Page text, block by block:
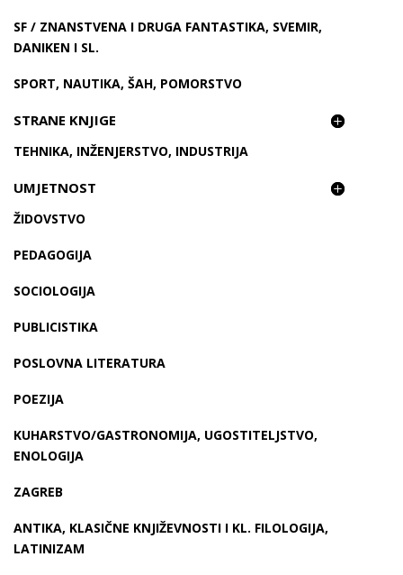
SF / ZNANSTVENA I DRUGA FANTASTIKA, SVEMIR,
DANIKEN I SL.
SPORT, NAUTIKA, ŠAH, POMORSTVO
STRANE KNJIGE
TEHNIKA, INŽENJERSTVO, INDUSTRIJA
UMJETNOST
ŽIDOVSTVO
PEDAGOGIJA
SOCIOLOGIJA
PUBLICISTIKA
POSLOVNA LITERATURA
POEZIJA
KUHARSTVO/GASTRONOMIJA, UGOSTITELJSTVO,
ENOLOGIJA
ZAGREB
ANTIKA, KLASIČNE KNJIŽEVNOSTI I KL. FILOLOGIJA,
LATINIZAM